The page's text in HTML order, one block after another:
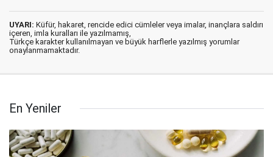
UYARI: Küfür, hakaret, rencide edici cümleler veya imalar, inançlara saldırı
içeren, imla kuralları ile yazılmamış,
Türkçe karakter kullanılmayan ve büyük harflerle yazılmış yorumlar
onaylanmamaktadır.
En Yeniler